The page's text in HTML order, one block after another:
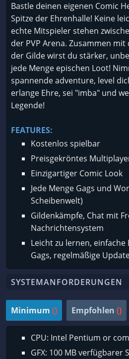
Bastle deinen eigenen Comic
Spitze der Ehrenhalle! Keine
echte Mitspieler stehen
der PVP Arena. Zusammen
der Gilde wirst du stärker,
jede Menge epischen Loot!
spannende adventure, level
erlange Ehre, sei "imba" und
Legende!
FEATURES:
Kostenlos spielbar
Preisgekröntes
Einzigartiger Comic Look
Jede Menge Gags und
Scheibenwelt)
Gildenkämpfe, Chat mit
Nachrichtensystem
Leicht zu lernen, einfache
Gags, regelmäßige
SYSTEMANFORDERUNGEN
Minimum () Empfohlen ()
CPU: Intel Pentium or
GFX: 100 MB verfügbarer